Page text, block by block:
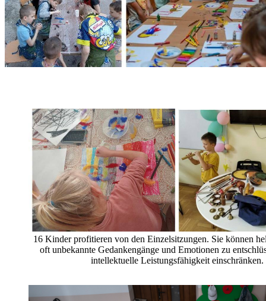
16 Kinder profitieren von den Einzelsitzungen. Sie können
oft unbekannte Gedankengänge und Emotionen zu
intellektuelle Leistungsfähigkeit einschränken.